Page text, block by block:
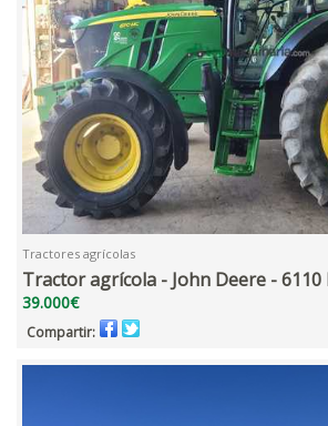
Tractores agrícolas
Tractor agrícola - John Deere - 6110
39.000€
Compartir: